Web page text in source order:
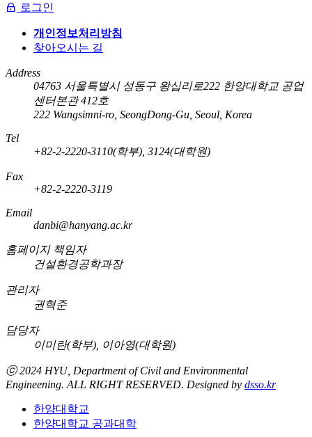
로그인
개인정보처리방침
찾아오시는 길
Address
04763 서울특별시 성동구 왕십리로222 한양대학교 공업
센터본관 412호
222 Wangsimni-ro, SeongDong-Gu, Seoul, Korea
Tel
+82-2-2220-3110(학부), 3124(대학원)
Fax
+82-2-2220-3119
Email
danbi@hanyang.ac.kr
홈페이지 책임자
건설환경공학과장
관리자
권혁준
담당자
이미란(학부), 이아영(대학원)
ⓒ 2024 HYU, Department ofCivil and Environmental
Engineening. ALL RIGHT RESERVED. Designed by dsso.kr
한양대학교
한양대학교 공과대학